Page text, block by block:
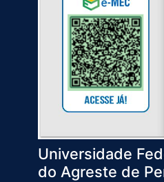
Universidade
do Agreste de